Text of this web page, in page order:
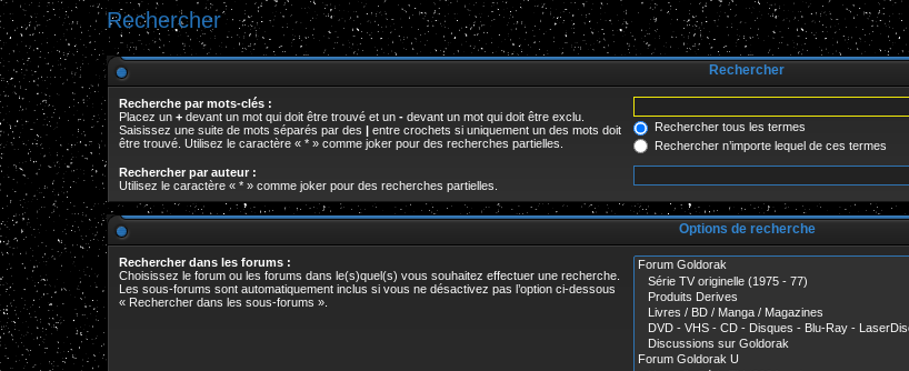
c
e
r
c
h
r
Rechercher
Rechercher
Recherche par mots-clés :
Placez un + devant un mot qui doit être trouvé et un - devant un mot qui doit être exclu.
Saisissez une suite de mots séparés par des | entre crochets si uniquement un des mots doit
être trouvé. Utilisez le caractère « * » comme joker pour des recherches partielles.
Rechercher tous les termes
Rechercher n’importe lequel de ces termes
Rechercher par auteur :
Utilisez le caractère « * » comme joker pour des recherches partielles.
Options de recherche
Rechercher dans les forums :
Choisissez le forum ou les forums dans le(s)quel(s) vous souhaitez effectuer une recherche.
Les sous-forums sont automatiquement inclus si vous ne désactivez pas l’option ci-dessous
« Rechercher dans les sous-forums ».